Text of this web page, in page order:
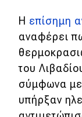
Κόσμος
Τεχνολογία
Ασφάλεια
Αγορά
Η επίσημη
αναφέρει
του
σύμφωνα
υπήρξαν